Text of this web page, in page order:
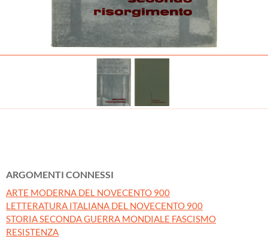
ARGOMENTI CONNESSI
ARTE MODERNA DEL NOVECENTO 900
LETTERATURA ITALIANA DEL NOVECENTO 900
STORIA SECONDA GUERRA MONDIALE FASCISMO
RESISTENZA